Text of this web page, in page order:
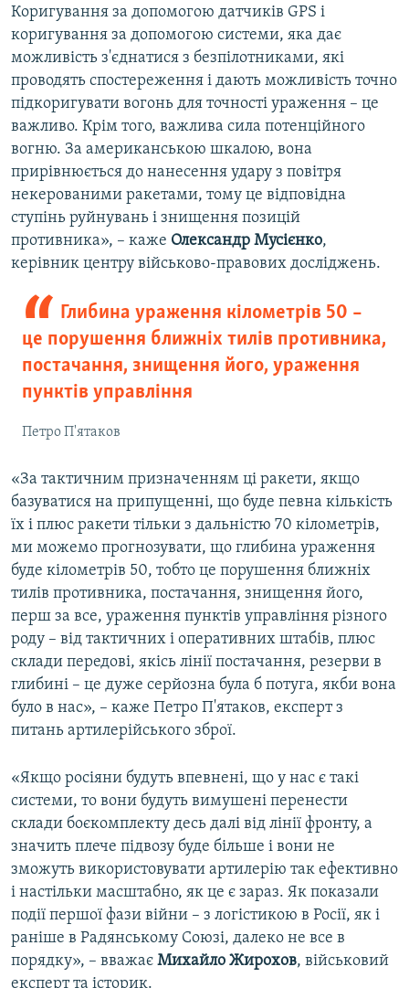
Коригування за допомогою датчиків GPS і
коригування за допомогою системи, яка дає
можливість з'єднатися з безпілотниками, які
проводять спостереження і дають можливість точно
підкоригувати вогонь для точності ураження – це
важливо. Крім того, важлива сила потенційного
вогню. За американською шкалою, вона
прирівнюється до нанесення удару з повітря
некерованими ракетами, тому це відповідна
ступінь руйнувань і знищення позицій
противника», – каже Олександр Мусієнко,
керівник центру військово-правових досліджень.
Глибина ураження кілометрів 50 –
це порушення ближніх тилів противника,
постачання, знищення його, ураження
пунктів управління
Петро П'ятаков
«За тактичним призначенням ці ракети, якщо
базуватися на припущенні, що буде певна кількість
їх і плюс ракети тільки з дальністю 70 кілометрів,
ми можемо прогнозувати, що глибина ураження
буде кілометрів 50, тобто це порушення ближніх
тилів противника, постачання, знищення його,
перш за все, ураження пунктів управління різного
роду – від тактичних і оперативних штабів, плюс
склади передові, якісь лінії постачання, резерви в
глибині – це дуже серйозна була б потуга, якби вона
було в нас», – каже Петро П'ятаков, експерт з
питань артилерійського зброї.
«Якщо росіяни будуть впевнені, що у нас є такі
системи, то вони будуть вимушені перенести
склади боєкомплекту десь далі від лінії фронту, а
значить плече підвозу буде більше і вони не
зможуть використовувати артилерію так ефективно
і настільки масштабно, як це є зараз. Як показали
події першої фази війни – з логістикою в Росії, як і
раніше в Радянському Союзі, далеко не все в
порядку», – вважає Михайло Жирохов, військовий
експерт та історик.